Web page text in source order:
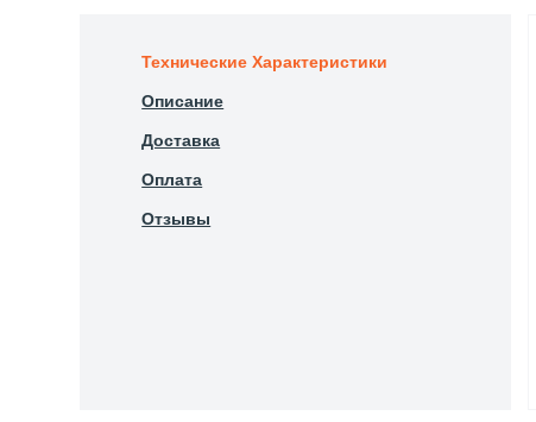
Технические Характеристики
Описание
Доставка
Оплата
Отзывы